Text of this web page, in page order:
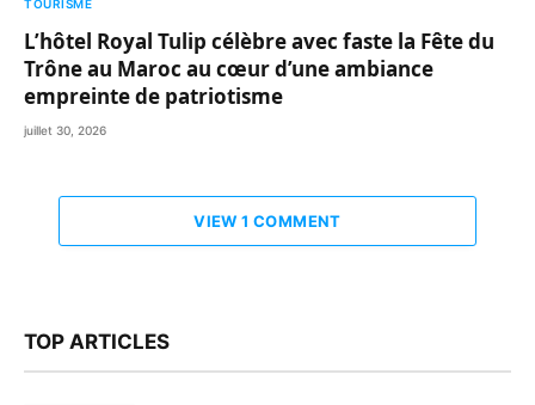
TOURISME
L’hôtel Royal Tulip célèbre avec faste la Fête du
Trône au Maroc au cœur d’une ambiance
empreinte de patriotisme
juillet 30, 2026
VIEW 1 COMMENT
TOP ARTICLES